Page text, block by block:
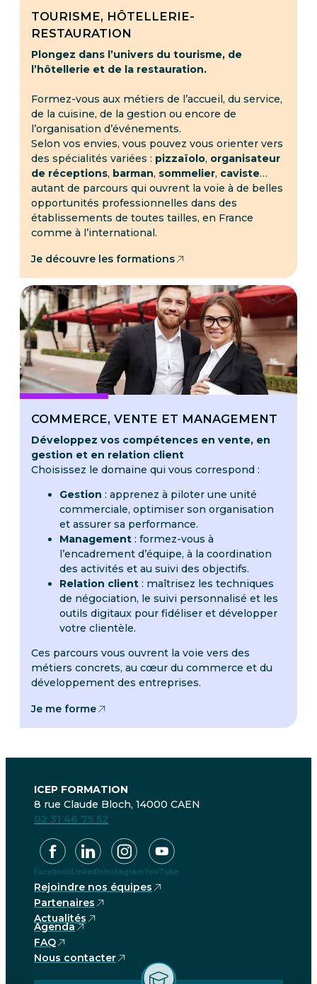
TOURISME, HÔTELLERIE-
RESTAURATION
Plongez dans l’univers du tourisme, de
l’hôtellerie et de la restauration.
Formez-vous aux métiers de l’accueil, du service,
de la cuisine, de la gestion ou encore de
l’organisation d’événements.
Selon vos envies, vous pouvez vous orienter vers
des spécialités variées : pizzaïolo, organisateur
de réceptions, barman, sommelier, caviste…
autant de parcours qui ouvrent la voie à de belles
opportunités professionnelles dans des
établissements de toutes tailles, en France
comme à l’international.
Je découvre les formations
COMMERCE, VENTE ET MANAGEMENT
Développez vos compétences en vente, en
gestion et en relation client
Choisissez le domaine qui vous correspond :
Gestion : apprenez à piloter une unité
commerciale, optimiser son organisation
et assurer sa performance.
Management : formez-vous à
l’encadrement d’équipe, à la coordination
des activités et au suivi des objectifs.
Relation client : maîtrisez les techniques
de négociation, le suivi personnalisé et les
outils digitaux pour fidéliser et développer
votre clientèle.
Ces parcours vous ouvrent la voie vers des
métiers concrets, au cœur du commerce et du
développement des entreprises.
Je me forme
ICEP FORMATION
8 rue Claude Bloch, 14000 CAEN
02 31 46 75 52
FacebookLinkedIn InstagramYouTube
Rejoindre nos équipes
Partenaires
Actualités
Agenda
FAQ
Nous contacter